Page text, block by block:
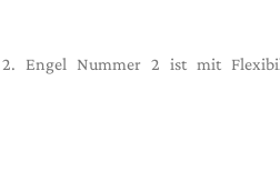
Engel Nummer 2 ist mit